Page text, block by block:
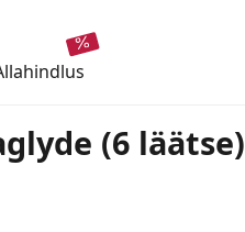
allahindlus
(6 läätse)